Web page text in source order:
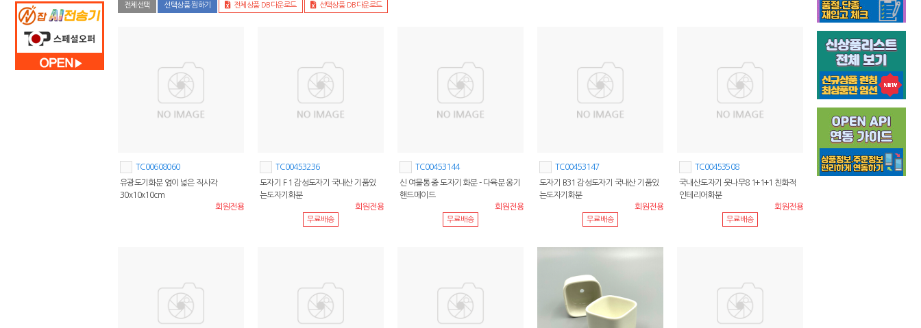
전체선택 선택상품 찜하기 전체상품 DB다운로드 선택상품 DB다운로드
TC00608060
유광도기화분 옆이 넓은 직사각
30x10x10cm
회원전용
TC00453236
도자기 F 1 감성도자기 국내산 기품있
는도자기화분
회원전용
무료배송
TC00453144
신 여물통 중 도자기 화분 - 다육분 옹기
핸드메이드
회원전용
무료배송
TC00453147
도자기 B31 감성도자기 국내산 기품있
는도자기화분
회원전용
무료배송
TC00453508
국내산도자기 웃나무8 1+1+1 친화적
인테리어화분
회원전용
무료배송